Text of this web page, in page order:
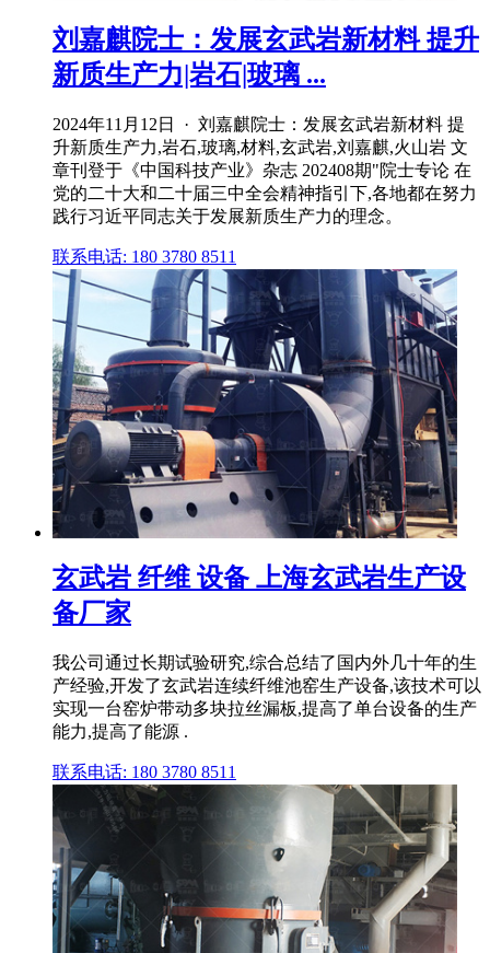
刘嘉麒院士：发展玄武岩新材料 提升
新质生产力|岩石|玻璃 ...
2024年11月12日 · 刘嘉麒院士：发展玄武岩新材料 提
升新质生产力,岩石,玻璃,材料,玄武岩,刘嘉麒,火山岩 文
章刊登于《中国科技产业》杂志 202408期"院士专论 在
党的二十大和二十届三中全会精神指引下,各地都在努力
践行习近平同志关于发展新质生产力的理念。
联系电话: 180 3780 8511
玄武岩 纤维 设备 上海玄武岩生产设
备厂家
我公司通过长期试验研究,综合总结了国内外几十年的生
产经验,开发了玄武岩连续纤维池窑生产设备,该技术可以
实现一台窑炉带动多块拉丝漏板,提高了单台设备的生产
能力,提高了能源 .
联系电话: 180 3780 8511